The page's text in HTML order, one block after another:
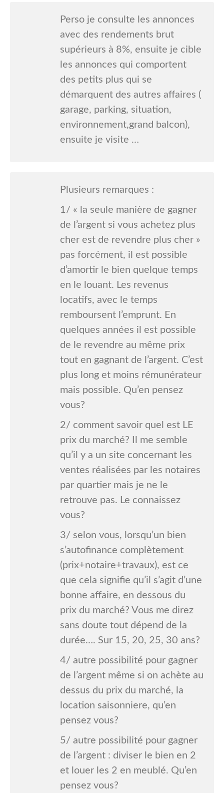
Perso je consulte les annonces
avec des rendements brut
supérieurs à 8%, ensuite je cible
les annonces qui comportent
des petits plus qui se
démarquent des autres affaires (
garage, parking, situation,
environnement,grand balcon),
ensuite je visite …
Plusieurs remarques :
1/ « la seule manière de gagner
de l’argent si vous achetez plus
cher est de revendre plus cher »
pas forcément, il est possible
d’amortir le bien quelque temps
en le louant. Les revenus
locatifs, avec le temps
remboursent l’emprunt. En
quelques années il est possible
de le revendre au même prix
tout en gagnant de l’argent. C’est
plus long et moins rémunérateur
mais possible. Qu’en pensez
vous?
2/ comment savoir quel est LE
prix du marché? Il me semble
qu’il y a un site concernant les
ventes réalisées par les notaires
par quartier mais je ne le
retrouve pas. Le connaissez
vous?
3/ selon vous, lorsqu’un bien
s’autofinance complètement
(prix+notaire+travaux), est ce
que cela signifie qu’il s’agit d’une
bonne affaire, en dessous du
prix du marché? Vous me direz
sans doute tout dépend de la
durée…. Sur 15, 20, 25, 30 ans?
4/ autre possibilité pour gagner
de l’argent même si on achète au
dessus du prix du marché, la
location saisonniere, qu’en
pensez vous?
5/ autre possibilité pour gagner
de l’argent : diviser le bien en 2
et louer les 2 en meublé. Qu’en
pensez vous?